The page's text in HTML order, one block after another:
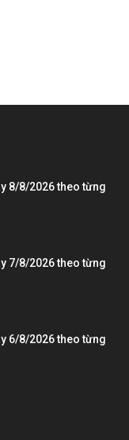
8/8/2026 theo từng
7/8/2026 theo từng
6/8/2026 theo từng